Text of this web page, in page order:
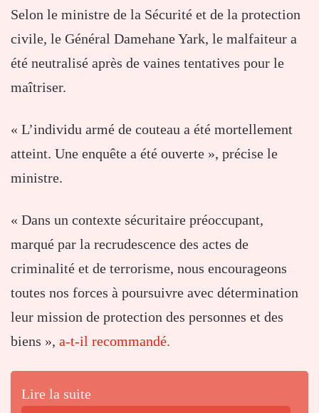
Selon le ministre de la Sécurité et de la protection
civile, le Général Damehane Yark, le malfaiteur a
été neutralisé après de vaines tentatives pour le
maîtriser.
« L’individu armé de couteau a été mortellement
atteint. Une enquête a été ouverte », précise le
ministre.
« Dans un contexte sécuritaire préoccupant,
marqué par la recrudescence des actes de
criminalité et de terrorisme, nous encourageons
toutes nos forces à poursuivre avec détermination
leur mission de protection des personnes et des
biens », a-t-il recommandé.
Lire la suite